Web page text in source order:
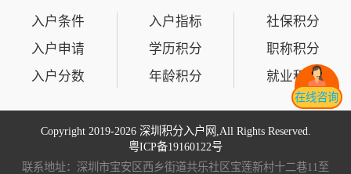
在线咨询
入户条件
入户申请
入户分数
入户指标
学历积分
年龄积分
社保积分
职称积分
就业积分
Copyright 2019-2026 深圳积分入户网,All Rights Reserved.
粤ICP备19160122号
联系地址：深圳市宝安区西乡街道共乐社区宝莲新村十二巷11至